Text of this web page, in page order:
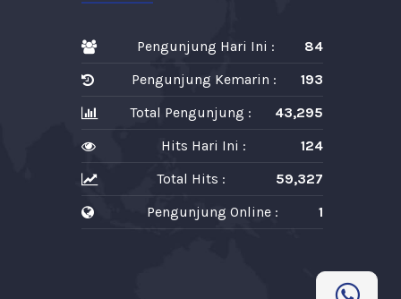
Pengunjung Hari Ini :
84
Pengunjung Kemarin :
193
Total Pengunjung :
43,295
Hits Hari Ini :
124
Total Hits :
59,327
Pengunjung Online :
1